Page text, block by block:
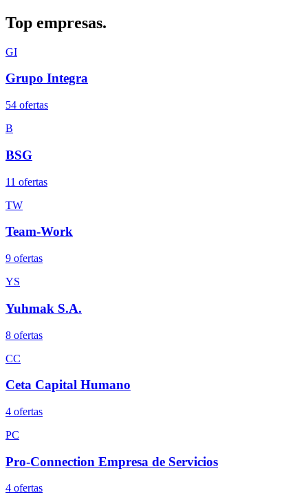
Top empresas.
GI
Grupo Integra
54 ofertas
B
BSG
11 ofertas
TW
Team-Work
9 ofertas
YS
Yuhmak S.A.
8 ofertas
CC
Ceta Capital Humano
4 ofertas
PC
Pro-Connection Empresa de Servicios
4 ofertas